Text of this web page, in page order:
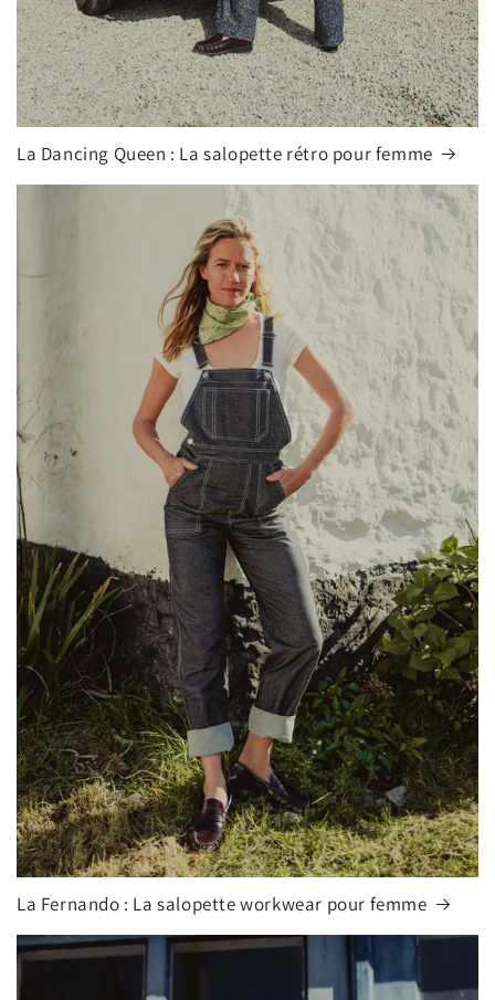
La Dancing Queen : La salopette rétro pour femme
La Fernando : La salopette workwear pour femme